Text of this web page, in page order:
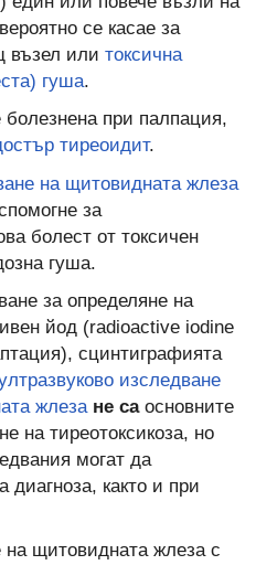
се касае за
възел или токсична
гуша.
при палпация,
тиреоидит.
на щитовидната жлеза
за
болест от токсичен
гуша.
за определяне на
йод (radioactive iodine
сцинтиграфията
изследване
жлеза не саосновните
на тиреотоксикоза, но
могат да
диагноза, както и при
на щитовидната жлеза с